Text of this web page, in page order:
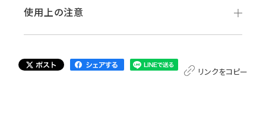
使用上の注意
リンクをコピー